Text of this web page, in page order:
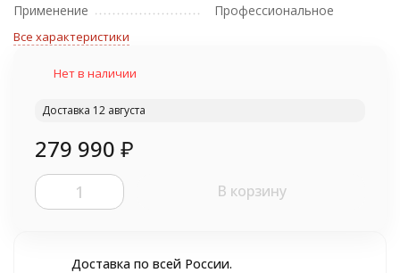
Применение
Профессиональное
Все характеристики
Нет в наличии
Доставка 12 августа
279 990 ₽
В корзину
Доставка по всей России.